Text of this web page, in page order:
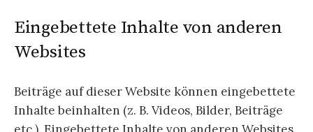
Eingebettete Inhalte von anderen
Websites
Beiträge auf dieser Website können eingebettete
Inhalte beinhalten (z. B. Videos, Bilder, Beiträge